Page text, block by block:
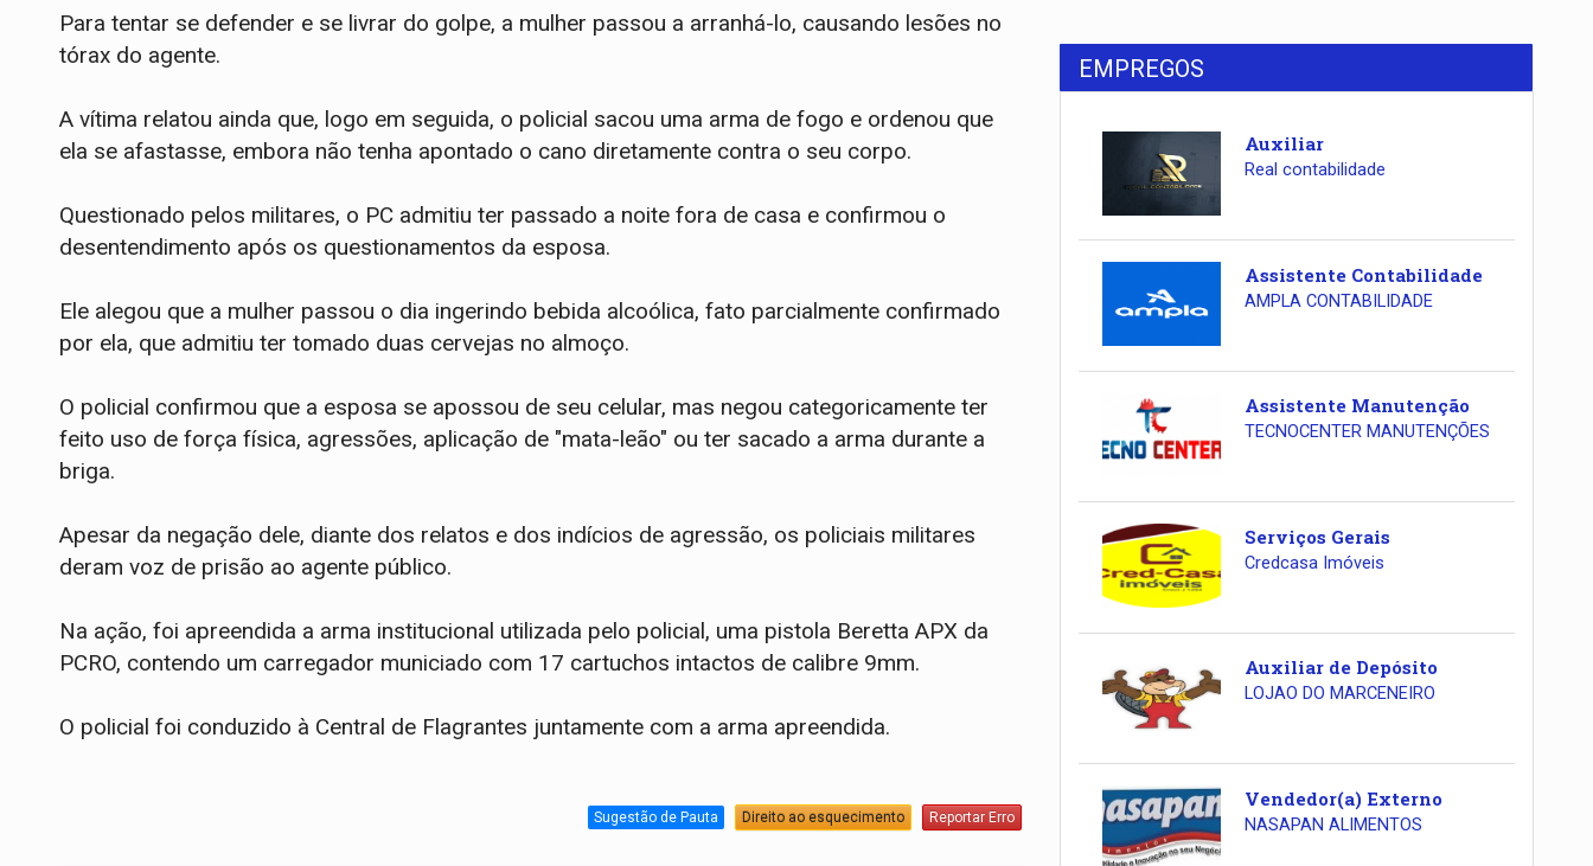
Para tentar se defender e se livrar do golpe, a mulher passou a arranhá-lo, causando lesões no
tórax do agente.
​A vítima relatou ainda que, logo em seguida, o policial sacou uma arma de fogo e ordenou que
ela se afastasse, embora não tenha apontado o cano diretamente contra o seu corpo.
​Questionado pelos militares, o PC admitiu ter passado a noite fora de casa e confirmou o
desentendimento após os questionamentos da esposa.
Ele alegou que a mulher passou o dia ingerindo bebida alcoólica, fato parcialmente confirmado
por ela, que admitiu ter tomado duas cervejas no almoço.
​O policial confirmou que a esposa se apossou de seu celular, mas negou categoricamente ter
feito uso de força física, agressões, aplicação de "mata-leão" ou ter sacado a arma durante a
briga.
​Apesar da negação dele, diante dos relatos e dos indícios de agressão, os policiais militares
deram voz de prisão ao agente público.
Na ação, foi apreendida a arma institucional utilizada pelo policial, uma pistola Beretta APX da
PCRO, contendo um carregador municiado com 17 cartuchos intactos de calibre 9mm.
O policial foi conduzido à Central de Flagrantes juntamente com a arma apreendida.
Sugestão de Pauta Direito ao esquecimento Reportar Erro
EMPREGOS
Auxiliar
Real contabilidade
Assistente Contabilidade
AMPLA CONTABILIDADE
Assistente Manutenção
TECNOCENTER MANUTENÇÕES
Serviços Gerais
Credcasa Imóveis
Auxiliar de Depósito
LOJAO DO MARCENEIRO
Vendedor(a) Externo
NASAPAN ALIMENTOS